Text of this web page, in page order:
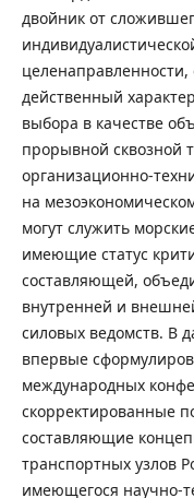
двойник от
действенный
выбора в качестве
прорывной сквозной
организационно-
на
могут служить
имеющие статус
составляющей,
внутренней и
силовых ведомств. В
впервые
международных
скорректированные
составляющие
транспортных узлов
имеющегося научно-